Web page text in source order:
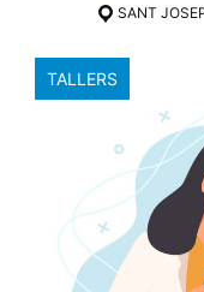
SANT
TALLERS